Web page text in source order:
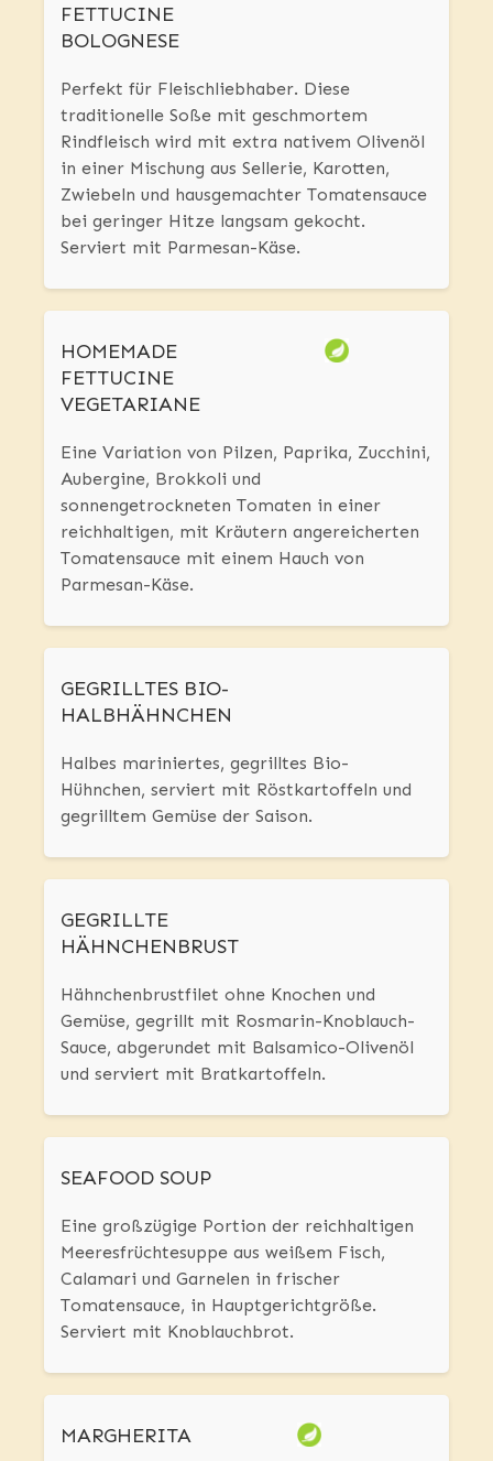
FETTUCINE
BOLOGNESE
Perfekt für Fleischliebhaber. Diese
traditionelle Soße mit geschmortem
Rindfleisch wird mit extra nativem Olivenöl
in einer Mischung aus Sellerie, Karotten,
Zwiebeln und hausgemachter Tomatensauce
bei geringer Hitze langsam gekocht.
Serviert mit Parmesan-Käse.
HOMEMADE
FETTUCINE
VEGETARIANE
Eine Variation von Pilzen, Paprika, Zucchini,
Aubergine, Brokkoli und
sonnengetrockneten Tomaten in einer
reichhaltigen, mit Kräutern angereicherten
Tomatensauce mit einem Hauch von
Parmesan-Käse.
GEGRILLTES BIO-
HALBHÄHNCHEN
Halbes mariniertes, gegrilltes Bio-
Hühnchen, serviert mit Röstkartoffeln und
gegrilltem Gemüse der Saison.
GEGRILLTE
HÄHNCHENBRUST
Hähnchenbrustfilet ohne Knochen und
Gemüse, gegrillt mit Rosmarin-Knoblauch-
Sauce, abgerundet mit Balsamico-Olivenöl
und serviert mit Bratkartoffeln.
SEAFOOD SOUP
Eine großzügige Portion der reichhaltigen
Meeresfrüchtesuppe aus weißem Fisch,
Calamari und Garnelen in frischer
Tomatensauce, in Hauptgerichtgröße.
Serviert mit Knoblauchbrot.
MARGHERITA